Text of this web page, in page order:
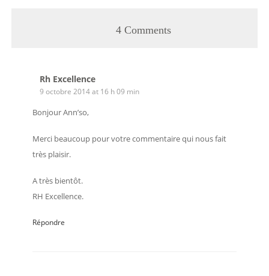
4 Comments
Rh Excellence
9 octobre 2014 at 16 h 09 min
Bonjour Ann’so,
Merci beaucoup pour votre commentaire qui nous fait
très plaisir.
A très bientôt.
RH Excellence.
Répondre